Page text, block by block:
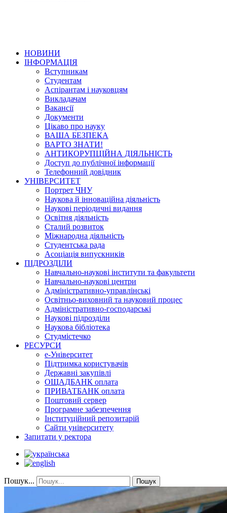
НОВИНИ
ІНФОРМАЦІЯ
Вступникам
Студентам
Аспірантам і науковцям
Викладачам
Вакансії
Документи
Цікаво про науку
ВАША БЕЗПЕКА
ВАРТО ЗНАТИ!
АНТИКОРУПЦІЙНА ДІЯЛЬНІСТЬ
Доступ до публічної інформації
Телефонний довідник
УНІВЕРСИТЕТ
Портрет ЧНУ
Наукова й інноваційна діяльність
Наукові періодичні видання
Освітня діяльність
Сталий розвиток
Міжнародна діяльність
Студентська рада
Асоціація випускників
ПІДРОЗДІЛИ
Навчально-наукові інститути та факультети
Навчально-наукові центри
Адміністративно-управлінські
Освітньо-виховний та науковий процес
Адміністративно-господарські
Наукові підрозділи
Наукова бібліотека
Студмістечко
РЕСУРСИ
е-Університет
Підтримка користувачів
Державні закупівлі
ОЩАДБАНК оплата
ПРИВАТБАНК оплата
Поштовий сервер
Програмне забезпечення
Інституційний репозитарій
Сайти університету
Запитати у ректора
Пошук... Пошук